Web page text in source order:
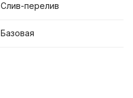
Слив-перелив
Базовая